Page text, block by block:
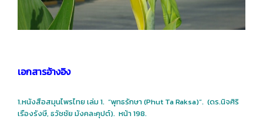
เอกสารอ้างอิง
1.หนังสือสมุนไพรไทย เล่ม 1. “พุทธรักษา (Phut Ta Raksa)”. (ดร.นิจศิริ
เรืองรังษี, ธวัชชัย มังคละคุปต์). หน้า 198.